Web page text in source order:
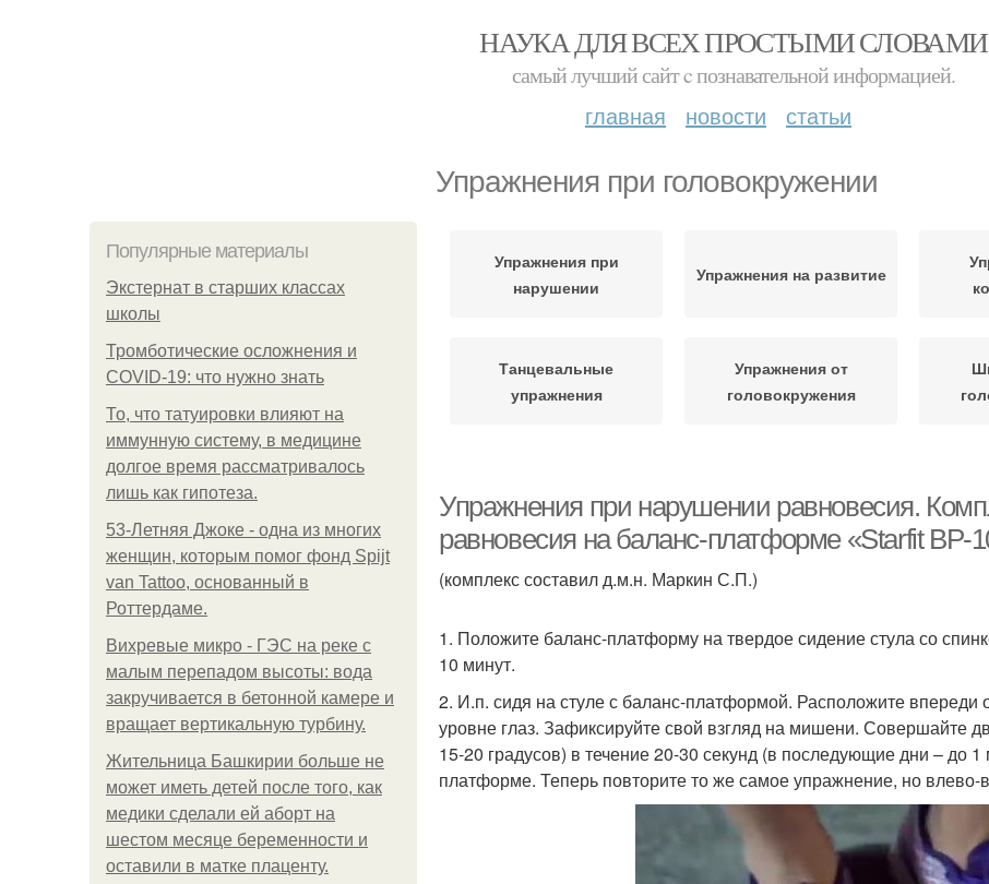
НАУКА ДЛЯ ВСЕХ ПРОСТЫМИ СЛОВАМИ
самый лучший сайт c познавательной информацией.
главная новости статьи
Упражнения при головокружении
Популярные материалы
Экстернат в старших классах
школы
Тромботические осложнения и
COVID-19: что нужно знать
То, что татуировки влияют на
иммунную систему, в медицине
долгое время рассматривалось
лишь как гипотеза.
53-Летняя Джоке - одна из многих
женщин, которым помог фонд Spijt
van Tattoo, основанный в
Роттердаме.
Вихревые микро - ГЭС на реке с
малым перепадом высоты: вода
закручивается в бетонной камере и
вращает вертикальную турбину.
Жительница Башкирии больше не
может иметь детей после того, как
медики сделали ей аборт на
шестом месяце беременности и
оставили в матке плаценту.
Упражнения при
нарушении
Упражнения на развитие
Танцевальные
упражнения
Упражнения от
головокружения
Упражнения при нарушении равновесия.
равновесия на баланс-платформе «Starfit
(комплекс составил д.м.н. Маркин С.П.)
1. Положите баланс-платформу на твердое сидение стула со
10 минут.
2. И.п. сидя на стуле с баланс-платформой. Расположите
уровне глаз. Зафиксируйте свой взгляд на мишени. Совершайте
15-20 градусов) в течение 20-30 секунд (в последующие дни – до
платформе. Теперь повторите то же самое упражнение, но